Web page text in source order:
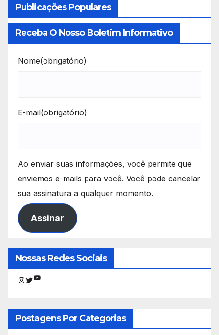
Publicações Populares
Receba O Nosso Boletim Informativo
Nome(obrigatório)
E-mail(obrigatório)
Ao enviar suas informações, você permite que
enviemos e-mails para você. Você pode cancelar
sua assinatura a qualquer momento.
Assinar
Nossas Redes Sociais
Instagram
Twitter
Youtube
Postagens Por Categorias